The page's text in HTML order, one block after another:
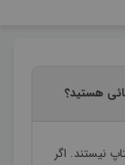
هستید؟
نیستند. اگر